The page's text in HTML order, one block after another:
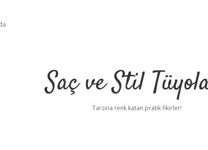
Saç ve Stil
Tarzına renk katan pratik fikirler!